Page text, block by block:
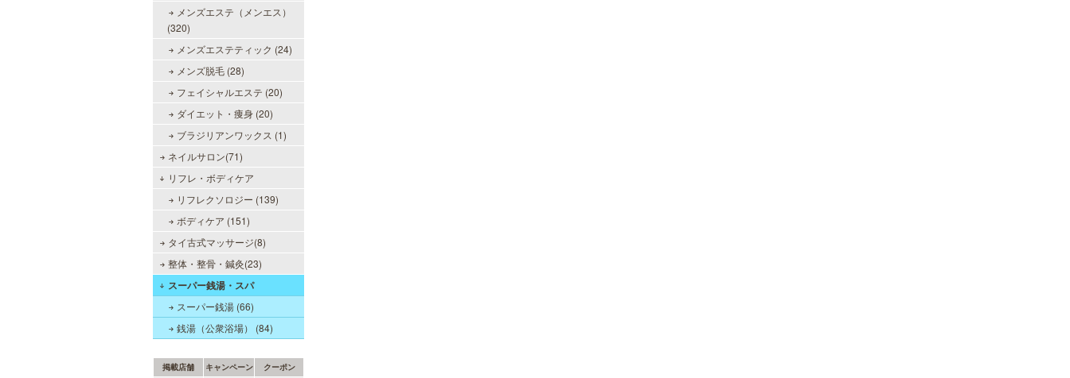
メンズエステ（メンエス）
(320)
メンズエステティック (24)
メンズ脱毛 (28)
フェイシャルエステ (20)
ダイエット・痩身 (20)
ブラジリアンワックス (1)
ネイルサロン(71)
リフレ・ボディケア
リフレクソロジー (139)
ボディケア (151)
タイ古式マッサージ(8)
整体・整骨・鍼灸(23)
スーパー銭湯・スパ
スーパー銭湯 (66)
銭湯（公衆浴場） (84)
掲載店舗 キャンペーン クーポン
美魔女セラピー 梅田店
地下鉄梅田駅より徒歩5分。洗練さ
れた美魔女による究極の癒しをご堪
能ください。
当店では、少しでも多くのお客様に
ご利用して頂く為に無料専用駐車場
を完備しております。★完全個室★
お客様に『当たり』と思ってもらえ
る様ルックス、施術レベルを極めた
セラピストがマッサージをご提供致
します。
sirena I（シレーナ）